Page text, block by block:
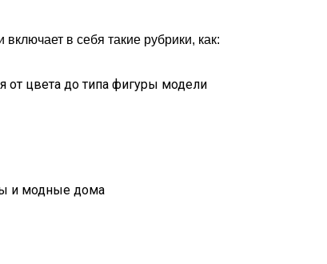
в себя такие рубрики, как:
от цвета до типа фигуры модели
и модные дома